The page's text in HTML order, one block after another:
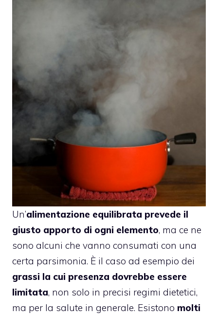
Un’alimentazione equilibrata prevede il
giusto apporto di ogni elemento, ma ce ne
sono alcuni che vanno consumati con una
certa parsimonia. È il caso ad esempio dei
grassi la cui presenza dovrebbe essere
limitata, non solo in precisi regimi dietetici,
ma per la salute in generale. Esistono molti